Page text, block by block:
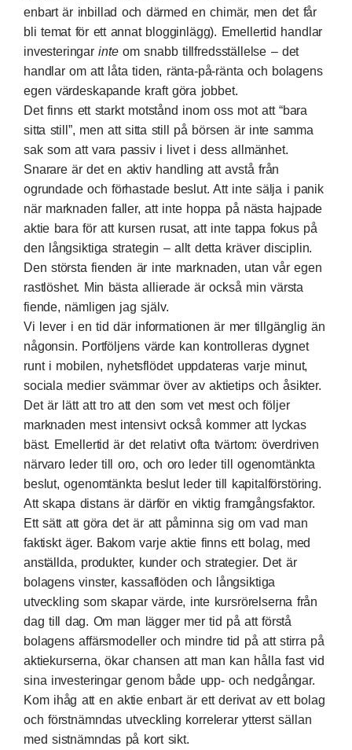
enbart är inbillad och därmed en chimär, men det får
bli temat för ett annat blogginlägg). Emellertid handlar
investeringarinteom snabb tillfredsställelse – det
handlar om att låta tiden, ränta-på-ränta och bolagens
egen värdeskapande kraft göra jobbet.
Det finns ett starkt motstånd inom oss mot att “bara
sitta still”, men att sitta still på börsen är inte samma
sak som att vara passiv i livet i dess allmänhet.
Snarare är det en aktiv handling att avstå från
ogrundade och förhastade beslut. Att inte sälja i panik
när marknaden faller, att inte hoppa på nästa hajpade
aktie bara för att kursen rusat, att inte tappa fokus på
den långsiktiga strategin – allt detta kräver disciplin.
Den största fienden är inte marknaden, utan vår egen
rastlöshet. Min bästa allierade är också min värsta
fiende, nämligen jag själv.
Vi lever i en tid där informationen är mer tillgänglig än
någonsin. Portföljens värde kan kontrolleras dygnet
runt i mobilen, nyhetsflödet uppdateras varje minut,
sociala medier svämmar över av aktietips och åsikter.
Det är lätt att tro att den som vet mest och följer
marknaden mest intensivt också kommer att lyckas
bäst. Emellertid är det relativt ofta tvärtom: överdriven
närvaro leder till oro, och oro leder till ogenomtänkta
beslut, ogenomtänkta beslut leder till kapitalförstöring.
Att skapa distans är därför en viktig framgångsfaktor.
Ett sätt att göra det är att påminna sig om vad man
faktiskt äger. Bakom varje aktie finns ett bolag, med
anställda, produkter, kunder och strategier. Det är
bolagens vinster, kassaflöden och långsiktiga
utveckling som skapar värde, inte kursrörelserna från
dag till dag. Om man lägger mer tid på att förstå
bolagens affärsmodeller och mindre tid på att stirra på
aktiekurserna, ökar chansen att man kan hålla fast vid
sina investeringar genom både upp- och nedgångar.
Kom ihåg att en aktie enbart är ett derivat av ett bolag
och förstnämndas utveckling korrelerar ytterst sällan
med sistnämndas på kort sikt.